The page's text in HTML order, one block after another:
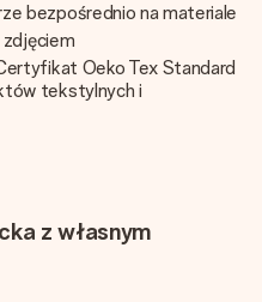
bezpośrednio na materiale
zdjęciem
Oeko Tex Standard
tekstylnych i
z własnym